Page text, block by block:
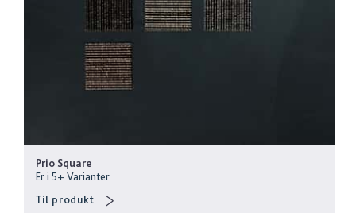
Prio Square
Er i 5+Varianter
Til produkt